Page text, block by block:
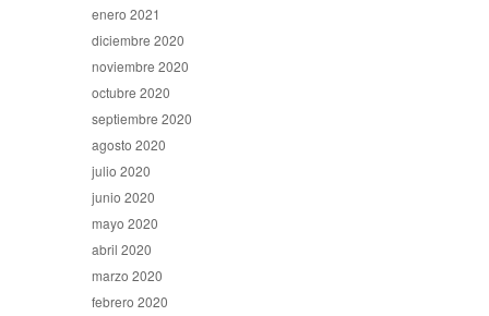
enero 2021
diciembre 2020
noviembre 2020
octubre 2020
septiembre 2020
agosto 2020
julio 2020
junio 2020
mayo 2020
abril 2020
marzo 2020
febrero 2020